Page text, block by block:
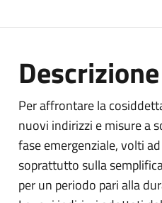
Descrizione
Per affrontare la
nuovi indirizzi e misure a
fase emergenziale, volti
soprattutto sulla
per un periodo pari alla